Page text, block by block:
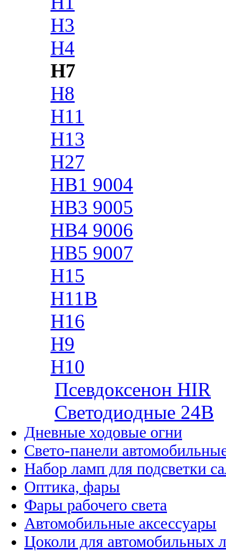
H3
H4
H7
H8
H11
H13
H27
HB1 9004
HB3 9005
HB4 9006
HB5 9007
H15
H11B
H16
H9
H10
Псевдоксенон HIR
Cветодиодные 24B
Дневные ходовые огни
Свето-панели
Набор ламп для подсветки
Оптика, фары
Фары рабочего света
Автомобильные аксессуары
Цоколи для автомобильных